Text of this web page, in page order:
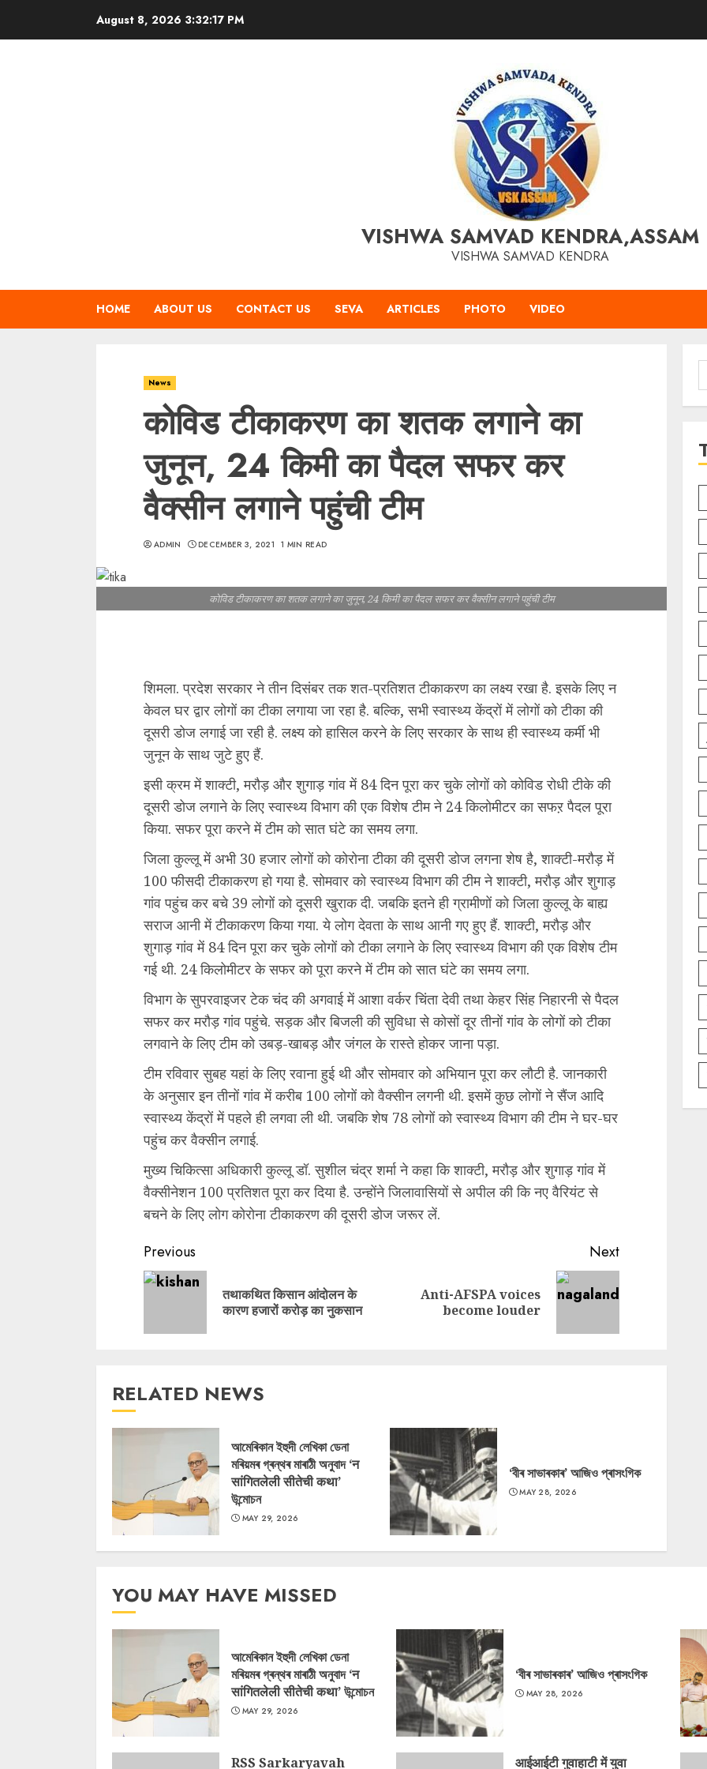
August 8, 2026 3:32:18 PM
VISHWA SAMVAD KENDRA,ASSAM
VISHWA SAMVAD KENDRA
HOME ABOUT US CONTACT US SEVA ARTICLES PHOTO VIDEO
News
कोविड टीकाकरण का शतक लगाने का
जुनून, 24 किमी का पैदल सफर कर
वैक्सीन लगाने पहुंची टीम
ADMIN DECEMBER 3, 2021 1 MIN READ
कोविड टीकाकरण का शतक लगाने का जुनून, 24 किमी का पैदल सफर कर वैक्सीन लगाने पहुंची टीम
शिमला. प्रदेश सरकार ने तीन दिसंबर तक शत-प्रतिशत टीकाकरण का लक्ष्य रखा है. इसके लिए न
केवल घर द्वार लोगों का टीका लगाया जा रहा है. बल्कि, सभी स्वास्थ्य केंद्रों में लोगों को टीका की
दूसरी डोज लगाई जा रही है. लक्ष्य को हासिल करने के लिए सरकार के साथ ही स्वास्थ्य कर्मी भी
जुनून के साथ जुटे हुए हैं.
इसी क्रम में शाक्टी, मरौड़ और शुगाड़ गांव में 84 दिन पूरा कर चुके लोगों को कोविड रोधी टीके की
दूसरी डोज लगाने के लिए स्वास्थ्य विभाग की एक विशेष टीम ने 24 किलोमीटर का सफऱ पैदल पूरा
किया. सफर पूरा करने में टीम को सात घंटे का समय लगा.
जिला कुल्लू में अभी 30 हजार लोगों को कोरोना टीका की दूसरी डोज लगना शेष है, शाक्टी-मरौड़ में
100 फीसदी टीकाकरण हो गया है. सोमवार को स्वास्थ्य विभाग की टीम ने शाक्टी, मरौड़ और शुगाड़
गांव पहुंच कर बचे 39 लोगों को दूसरी खुराक दी. जबकि इतने ही ग्रामीणों को जिला कुल्लू के बाह्य
सराज आनी में टीकाकरण किया गया. ये लोग देवता के साथ आनी गए हुए हैं. शाक्टी, मरौड़ और
शुगाड़ गांव में 84 दिन पूरा कर चुके लोगों को टीका लगाने के लिए स्वास्थ्य विभाग की एक विशेष टीम
गई थी. 24 किलोमीटर के सफर को पूरा करने में टीम को सात घंटे का समय लगा.
विभाग के सुपरवाइजर टेक चंद की अगवाई में आशा वर्कर चिंता देवी तथा केहर सिंह निहारनी से पैदल
सफर कर मरौड़ गांव पहुंचे. सड़क और बिजली की सुविधा से कोसों दूर तीनों गांव के लोगों को टीका
लगवाने के लिए टीम को उबड़-खाबड़ और जंगल के रास्ते होकर जाना पड़ा.
टीम रविवार सुबह यहां के लिए रवाना हुई थी और सोमवार को अभियान पूरा कर लौटी है. जानकारी
के अनुसार इन तीनों गांव में करीब 100 लोगों को वैक्सीन लगनी थी. इसमें कुछ लोगों ने सैंज आदि
स्वास्थ्य केंद्रों में पहले ही लगवा ली थी. जबकि शेष 78 लोगों को स्वास्थ्य विभाग की टीम ने घर-घर
पहुंच कर वैक्सीन लगाई.
मुख्य चिकित्सा अधिकारी कुल्लू डॉ. सुशील चंद्र शर्मा ने कहा कि शाक्टी, मरौड़ और शुगाड़ गांव में
वैक्सीनेशन 100 प्रतिशत पूरा कर दिया है. उन्होंने जिलावासियों से अपील की कि नए वैरियंट से
बचने के लिए लोग कोरोना टीकाकरण की दूसरी डोज जरूर लें.
Continue
Reading
Previous
Previous
तथाकथित किसान आंदोलन के
कारण हजारों करोड़ का नुकसान
Next
Anti-AFSPA voices
become louder
RELATED NEWS
আমেৰিকান ইহুদী লেখিকা ডেনা
মৰিয়মৰ গ্ৰন্থৰ মাৰাঠী অনুবাদ ‘न
सांगितलेली सीतेची कथा’
উন্মোচন
MAY 29, 2026
‘বীৰ সাভাৰকাৰ’ আজিও প্ৰাসংগিক
MAY 28, 2026
YOU MAY HAVE MISSED
আমেৰিকান ইহুদী লেখিকা ডেনা
মৰিয়মৰ গ্ৰন্থৰ মাৰাঠী অনুবাদ ‘न
सांगितलेली सीतेची कथा’ উন্মোচন
MAY 29, 2026
‘বীৰ সাভাৰকাৰ’ আজিও প্ৰাসংগিক
MAY 28, 2026
RSS Sarkaryavah आईआईटी गुवाहाटी में युवा